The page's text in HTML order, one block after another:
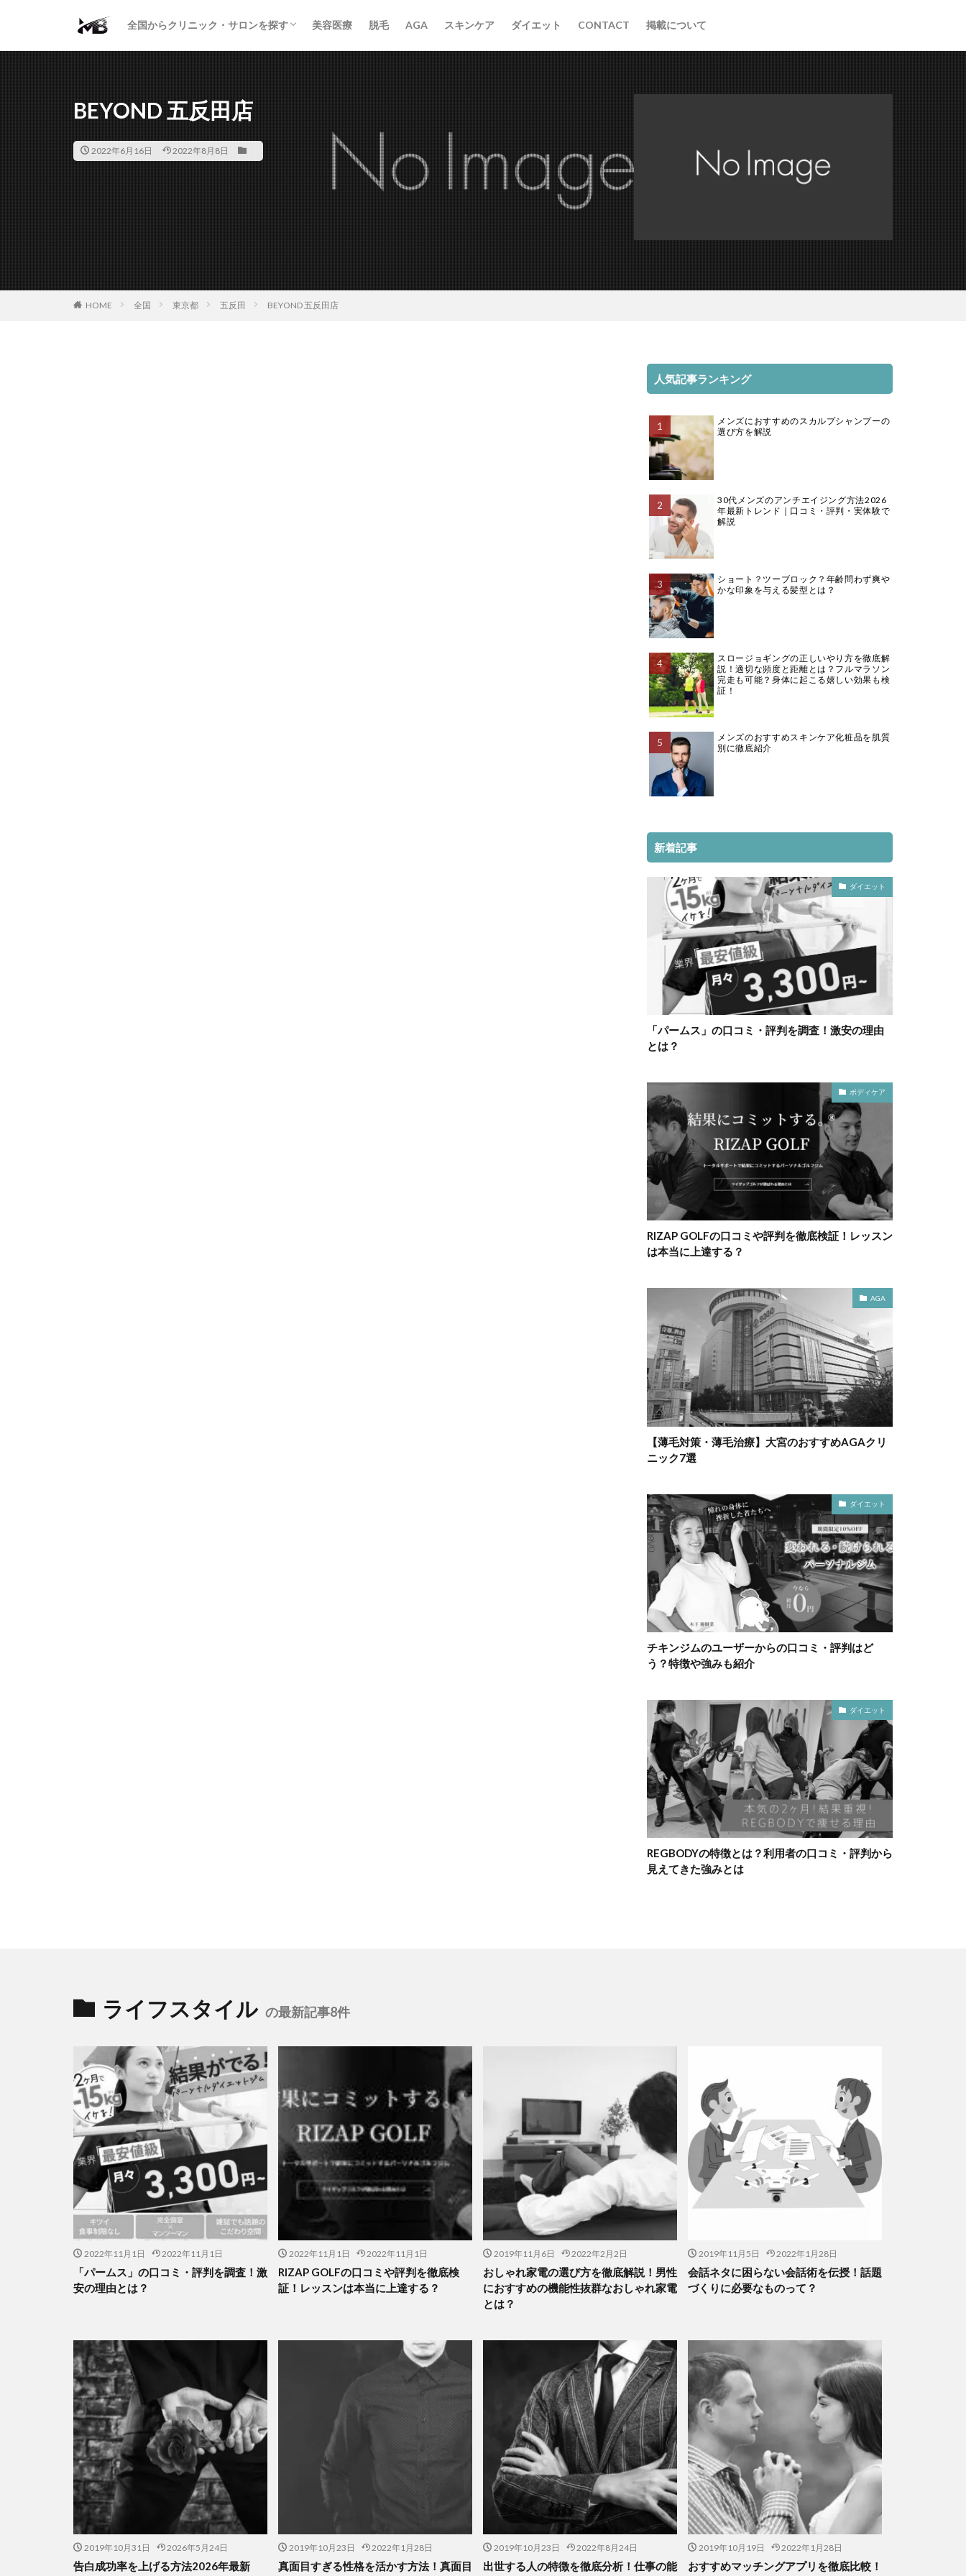
全国からクリニック・サロンを探す
二重・まぶた
鼻の形
小顔・輪郭
痩身・医療ダイエット
肌の悩み・スキンケア
わきが・多汗症
AGA
包茎・ED
医療脱毛
脱毛サロン
パーソナルジム
美容医療 脱毛 AGA スキンケア ダイエット CONTACT 掲載について
BEYOND 五反田店
2022年6月16日 2022年8月8日
HOME 全国 東京都 五反田 BEYOND 五反田店
人気記事ランキング
メンズにおすすめのスカルプシャンプーの
選び方を解説
30代メンズのアンチエイジング方法2026
年最新トレンド｜口コミ・評判・実体験で
解説
ショート？ツーブロック？年齢問わず爽や
かな印象を与える髪型とは？
スロージョギングの正しいやり方を徹底解
説！適切な頻度と距離とは？フルマラソン
完走も可能？身体に起こる嬉しい効果も検
証！
メンズのおすすめスキンケア化粧品を肌質
別に徹底紹介
新着記事
ダイエット
「パームス」の口コミ・評判を調査！激安の理由
とは？
ボディケア
RIZAP GOLFの口コミや評判を徹底検証！レッスン
は本当に上達する？
AGA
【薄毛対策・薄毛治療】大宮のおすすめAGAクリ
ニック7選
ダイエット
チキンジムのユーザーからの口コミ・評判はど
う？特徴や強みも紹介
ダイエット
REGBODYの特徴とは？利用者の口コミ・評判から
見えてきた強みとは
ライフスタイル の最新記事8件
2022年11月1日 2022年11月1日
「パームス」の口コミ・評判を調査！激
安の理由とは？
2022年11月1日 2022年11月1日
RIZAP GOLFの口コミや評判を徹底検
証！レッスンは本当に上達する？
2019年11月6日 2022年2月2日
おしゃれ家電の選び方を徹底解説！男性
におすすめの機能性抜群なおしゃれ家電
とは？
2019年11月5日 2022年1月28日
会話ネタに困らない会話術を伝授！話題
づくりに必要なものって？
2019年10月31日 2026年5月24日
告白成功率を上げる方法2026年最新
2019年10月23日 2022年1月28日
真面目すぎる性格を活かす方法！真面目
2019年10月23日 2022年8月24日
出世する人の特徴を徹底分析！仕事の能
2019年10月19日 2022年1月28日
おすすめマッチングアプリを徹底比較！